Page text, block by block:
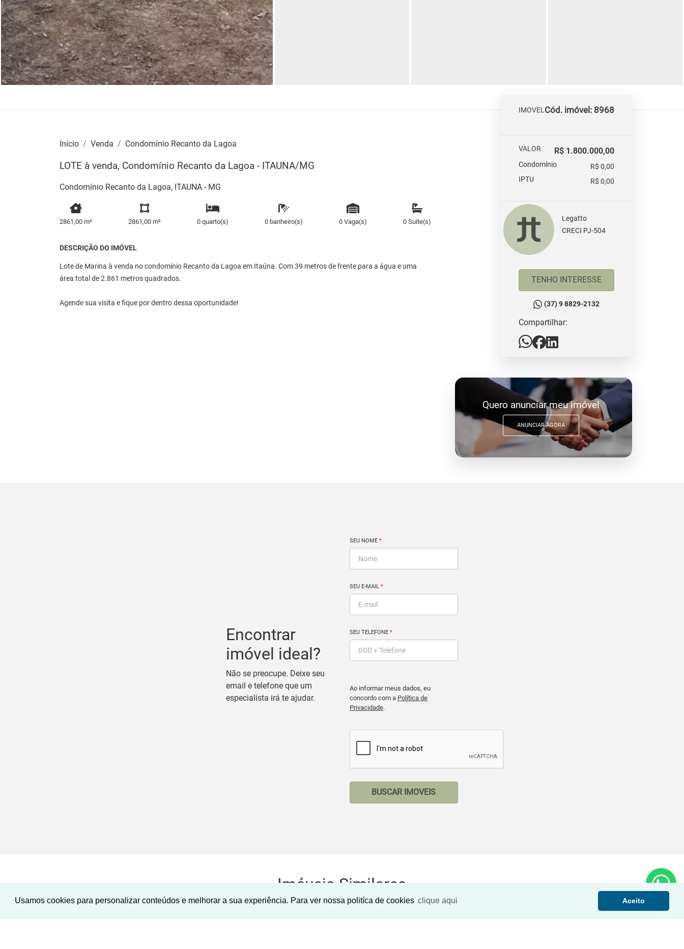
Usamos cookies para personalizar conteúdos e melhorar a sua experiência. Para ver nossa politíca de cookies clique aqui Aceito
Início Venda Condomínio Recanto da Lagoa
LOTE à venda, Condomínio Recanto da Lagoa - ITAUNA/MG
Condomínio Recanto da Lagoa, ITAUNA - MG
2861,00 m² 2861,00 m² 0 quarto(s) 0 banheiro(s) 0 Vaga(s) 0 Suíte(s)
DESCRIÇÃO DO IMÓVEL
Lote de Marina à venda no condomínio Recanto da Lagoa em Itaúna. Com 39 metros de frente para a água e uma
área total de 2.861 metros quadrados.
Agende sua visita e fique por dentro dessa oportunidade!
IMOVELCód. imóvel: 8968
VALOR R$ 1.800.000,00
Condomínio
R$ 0,00
IPTU
R$ 0,00
Legatto
CRECI PJ-504
TENHO INTERESSE
(37) 9 8829-2132
Compartilhar:
Quero anunciar meu imóvel
ANUNCIAR AGORA
Encontrar
imóvel ideal?
Não se preocupe. Deixe seu
email e telefone que um
especialista irá te ajudar.
SEU NOME *
SEU E-MAIL *
SEU TELEFONE *
Ao informar meus dados, eu
concordo com a Política de
Privacidade.
BUSCAR IMOVEIS
Imóveis Similares